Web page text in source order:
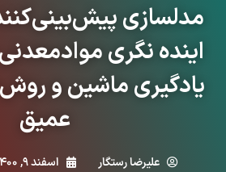
مدلسازی
اینده نگری موادمعدنی
یادگیری ماشین و
عمیق
علیرضا رستگار اسفند ۹, ۱۴۰۰